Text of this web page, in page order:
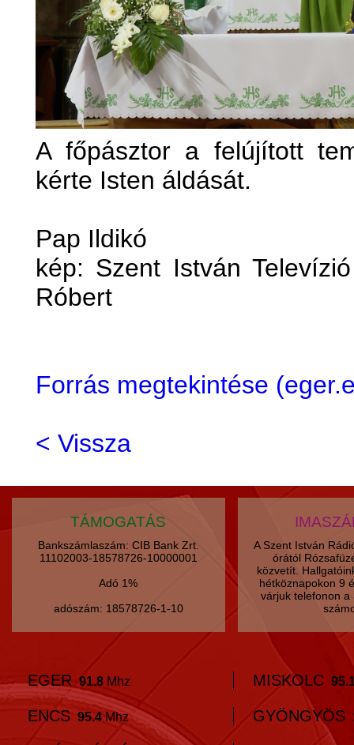
A főpásztor a felújított
kérte Isten áldását.
Pap Ildikó
kép: Szent István
Róbert
Forrás megtekintése
< Vissza
TÁMOGATÁS
Bankszámlaszám: CIB Bank Zrt.
11102003-18578726-10000001
Adó 1%
adószám: 18578726-1-10
A Szent István
órától
közvetít.
hétköznapokon 9
várjuk telefonon
EGER 91.8 Mhz MISKOLC
ENCS 95.4 Mhz GYÖNGYÖS